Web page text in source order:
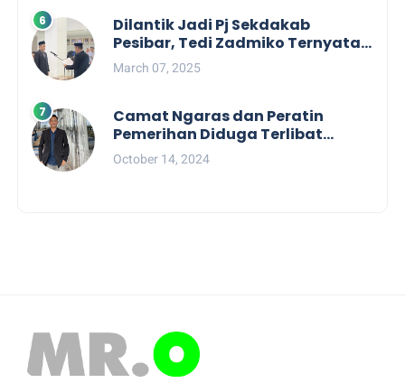
Dilantik Jadi Pj Sekdakab
Pesibar, Tedi Zadmiko Ternyata
Punya Rekam Jejak Gemilang
March 07, 2025
Camat Ngaras dan Peratin
Pemerihan Diduga Terlibat
Politik Praktis, Mahasiswa
Pesibar Desak Bawaslu
October 14, 2024